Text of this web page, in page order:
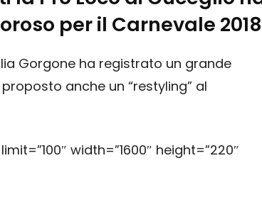
per il Carnevale
Gorgone ha registrato un grande
anche un “restyling” al
width=”1600″ height=”220″